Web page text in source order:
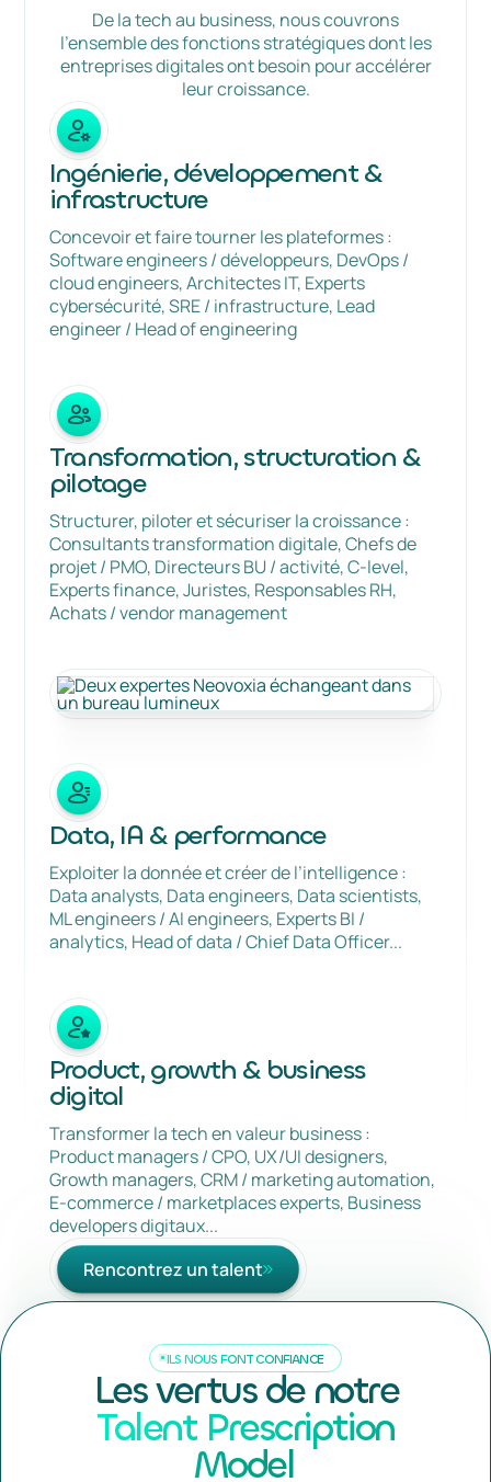
De la tech au business, nous couvrons
l'ensemble des fonctions stratégiques dont les
entreprises digitales ont besoin pour accélérer
leur croissance.
Ingénierie, développement &
infrastructure
Concevoir et faire tourner les plateformes :
Software engineers / développeurs, DevOps /
cloud engineers, Architectes IT, Experts
cybersécurité, SRE / infrastructure, Lead
engineer / Head of engineering
Transformation, structuration &
pilotage
Structurer, piloter et sécuriser la croissance :
Consultants transformation digitale, Chefs de
projet / PMO, Directeurs BU / activité, C-level,
Experts finance, Juristes, Responsables RH,
Achats / vendor management
Data, IA & performance
Exploiter la donnée et créer de l’intelligence :
Data analysts, Data engineers, Data scientists,
ML engineers / AI engineers, Experts BI /
analytics, Head of data / Chief Data Officer...
Product, growth & business
digital
Transformer la tech en valeur business :
Product managers / CPO, UX/UI designers,
Growth managers, CRM / marketing automation,
E-commerce / marketplaces experts, Business
developers digitaux...
Rencontrez un talent
Rencontrez un talent
ILS NOUS FONT CONFIANCE
Les vertus de notre
Talent Prescription
Model